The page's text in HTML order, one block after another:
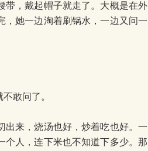
带，戴起帽子就走了。大概是在外
，她一边淘着刷锅水，一边又问一
敢问了。
来，烧汤也好，炒着吃也好。一
个人，连下米也不知道下多少。那